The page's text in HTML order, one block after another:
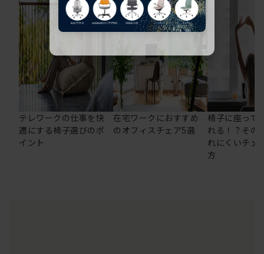
テレワークの仕事を快
適にする椅子選びのポ
イント
在宅ワークにおすすめ
のオフィスチェア5選
椅子に座って
れる！？その
れにくいチェ
方